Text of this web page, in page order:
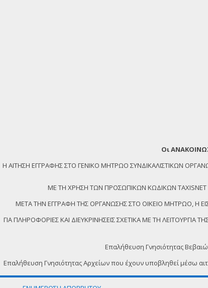
Οι
Η ΑΙΤΗΣΗ ΕΓΓΡΑΦΗΣ ΣΤΟ ΓΕΝΙΚΟ ΜΗΤΡΩΟ ΣΥΝΔΙΚΑΛΙΣΤΙΚΩΝ
ΜΕ ΤΗ ΧΡΗΣΗ ΤΩΝ ΠΡΟΣΩΠΙΚΩΝ ΚΩΔΙΚΩΝ
ΜΕΤΑ ΤΗΝ ΕΓΓΡΑΦΗ ΤΗΣ ΟΡΓΑΝΩΣΗΣ ΣΤΟ ΟΙΚΕΙΟ ΜΗΤΡΩΟ, Η
ΓΙΑ ΠΛΗΡΟΦΟΡΙΕΣ ΚΑΙ ΔΙΕΥΚΡΙΝΗΣΕΙΣ ΣΧΕΤΙΚΑ ΜΕ ΤΗ
Επαλήθευση Γνησιότητας
Επαλήθευση Γνησιότητας Αρχείων που έχουν υποβληθεί μέσω